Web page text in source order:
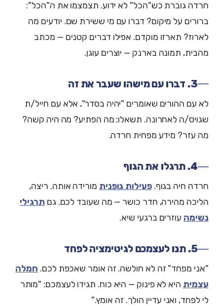
חרדה גוברת כש"הכל" לא ידוע. תצמצמו את ה"הכל":
ברורים על מיקום? דברו עם מי ששירת שם. יודעים מה
לארוז? תארזו מוקדם. אפילו דברים קטנים — מכתב
מהבית, תמונה בארנק — יוצרים עוגן.
3. דברו עם מישהו שעבר את זה
לא עם ההורים שאומרים "יהיה בסדר", אלא עם חייל/ת
שגויס/ה לאחרונה. תשאלו: מה הפתיע? מה היה קשה?
מה עזר? מידע מפחית חרדה.
4. תרגלו את הגוף
חרדה חיה בגוף.פעילות גופנית מורידה אותה. ריצה,
הליכה מהירה, חדר כושר — מה שעובד לכם. גם תרגילי
נשימה עוזרים ברגעי שיא.
5. תנו לעצמכם לגיטימציה לפחד
"אני מפחד" זה לא חולשה. זה אומר שאכפת לכם. חמלה
עצמית היא לא פינוק — היא כוח. תגידו לעצמכם: "מותר
לי לפחד, ואני עדיין הולך. זה אומץ."